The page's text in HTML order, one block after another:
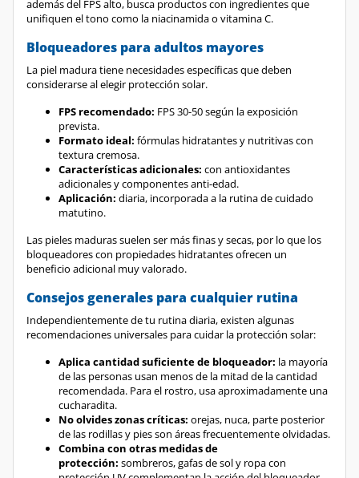
Bloqueadores para adultos mayores
La piel madura tiene necesidades específicas que deben
considerarse al elegir protección solar.
FPS recomendado:FPS 30-50 según la exposición
prevista.
Formato ideal:
fórmulas hidratantes y nutritivas con
textura cremosa.
Características adicionales:
con antioxidantes
adicionales y componentes anti-edad.
Aplicación:diaria, incorporada a la rutina de cuidado
matutino.
Las pieles maduras suelen ser más finas y secas, por lo que los
bloqueadores con propiedades hidratantes ofrecen un
beneficio adicional muy valorado.
Consejos generales para cualquier rutina
Independientemente de tu rutina diaria, existen algunas
recomendaciones universales para cuidar la protección solar:
Aplica cantidad suficiente de bloqueador:la mayoría
de las personas usan menos de la mitad de la cantidad
recomendada. Para el rostro, usa aproximadamente una
cucharadita.
No olvides zonas críticas:
orejas, nuca, parte posterior
de las rodillas y pies son áreas frecuentemente olvidadas.
Combina con otras medidas de
protección:sombreros, gafas de sol y ropa con
protección UV complementan la acción del bloqueador.
Revisa la fecha de caducidad: los protectores solares